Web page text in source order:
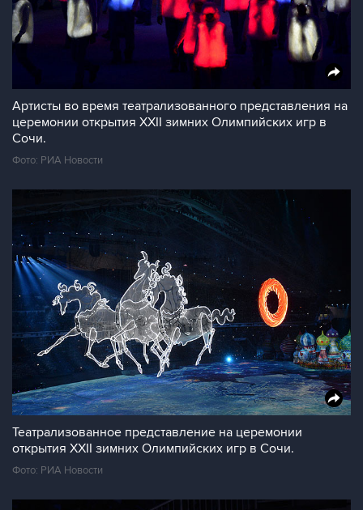
Артисты во время театрализованного представления на
церемонии открытия XXII зимних Олимпийских игр в
Сочи.
Фото: РИА Новости
Театрализованное представление на церемонии
открытия XXII зимних Олимпийских игр в Сочи.
Фото: РИА Новости